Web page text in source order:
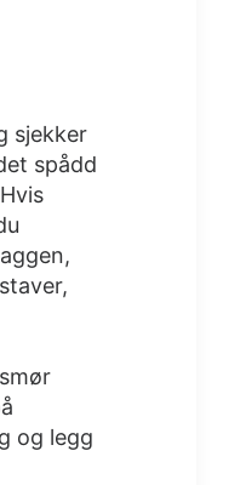
sjekker
spådd
og legg